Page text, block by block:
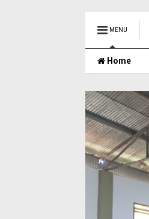
MENU
Home